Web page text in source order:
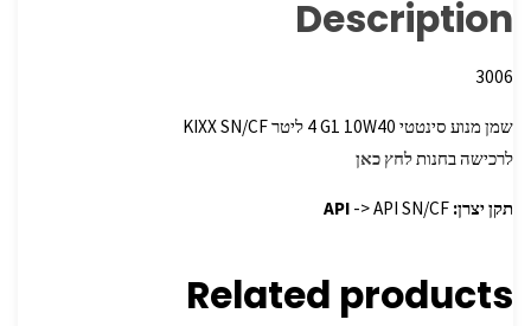
Description
3006
שמן מנוע סינטטי G1 10W40 ‏4 ליטר SN/CF ‏KIXX‏
לרכישה בחנותלחץ כאן
תקן יצרן: API-> API SN/CF
Related products